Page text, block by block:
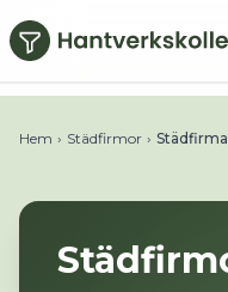
Hoppa till
Hem › Städfirmor ›